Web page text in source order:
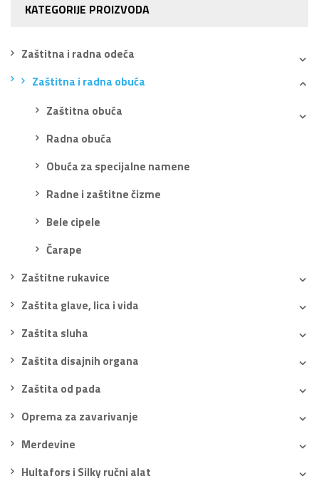
KATEGORIJE PROIZVODA
Zaštitna i radna odeća
Zaštitna i radna obuća
Zaštitna obuća
Radna obuća
Obuća za specijalne namene
Radne i zaštitne čizme
Bele cipele
Čarape
Zaštitne rukavice
Zaštita glave, lica i vida
Zaštita sluha
Zaštita disajnih organa
Zaštita od pada
Oprema za zavarivanje
Merdevine
Hultafors i Silky ručni alat